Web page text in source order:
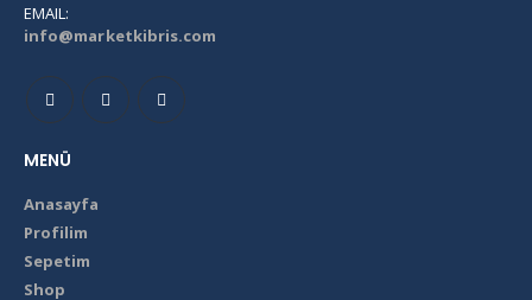
EMAIL:
info@marketkibris.com
MENÜ
Anasayfa
Profilim
Sepetim
Shop